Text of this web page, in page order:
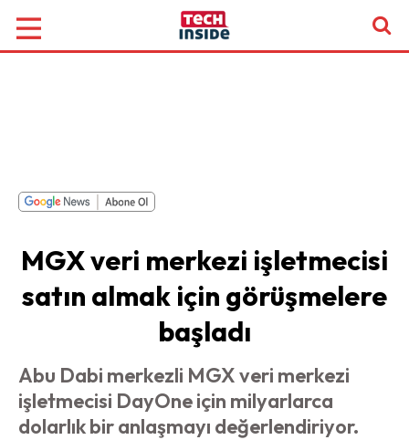
MGX veri merkezi işletmecisi
satın almak için görüşmelere
başladı
Abu Dabi merkezli MGX veri merkezi
işletmecisi DayOne için milyarlarca
dolarlık bir anlaşmayı değerlendiriyor.